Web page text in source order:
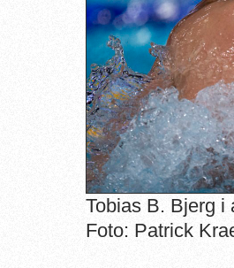
Tobias B. Bjerg i
Foto: Patrick